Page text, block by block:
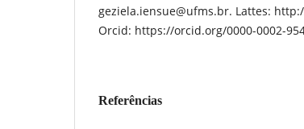
geziela.iensue@ufms.br. Lattes:
Orcid: https://orcid.org/0000-0002-
Referências